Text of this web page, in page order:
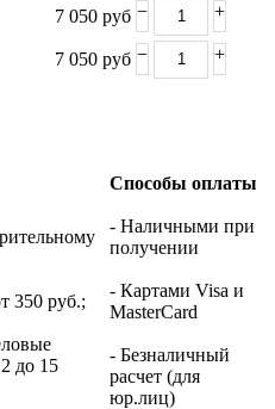
7 050 руб − +
7 050 руб − +
350 руб.;
до 15
Способы оплаты
- Наличными при
получении
- Картами Visa и
MasterCard
- Безналичный
расчет (для
юр.лиц)